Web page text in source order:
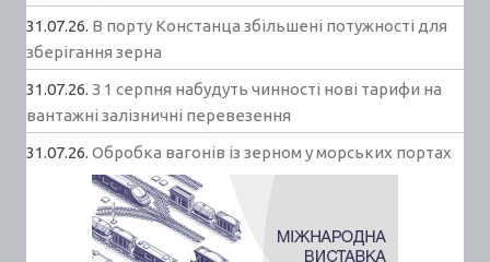
31.07.26. В порту Констанца збільшені потужності для
зберігання зерна
31.07.26. З 1 серпня набудуть чинності нові тарифи на
вантажні залізничні перевезення
31.07.26. Обробка вагонів із зерном у морських портах